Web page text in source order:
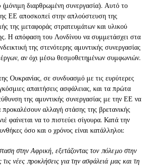
διαρθρωμένη συνεργασία). Αυτό το
ΕΕ αποσκοπεί στην απλούστευση της
της μεταφοράς στρατευμάτων και υλικού
Η απόφαση του Λονδίνου να συμμετάσχει στα
της στενότερης αμυντικής συνεργασίας
αν όχι μέσω θεσμοθετημένων συμφωνιών.
Ουκρανίας, σε συνδυασμό με τις ευρύτερες
απαιτήσεις ασφάλειας, και τα πρώτα
της αμυντικής συνεργασίας με την ΕΕ να
αλλαγή στάσης της βρετανικής
φαίνεται να το πιστεύει σίγουρα. Κατά την
όσο και ο χρόνος είναι κατάλληλοι:
στην Αφρική, εξετάζοντας τον πόλεμο στην
τις νέες προκλήσεις για την ασφάλειά μας και τη